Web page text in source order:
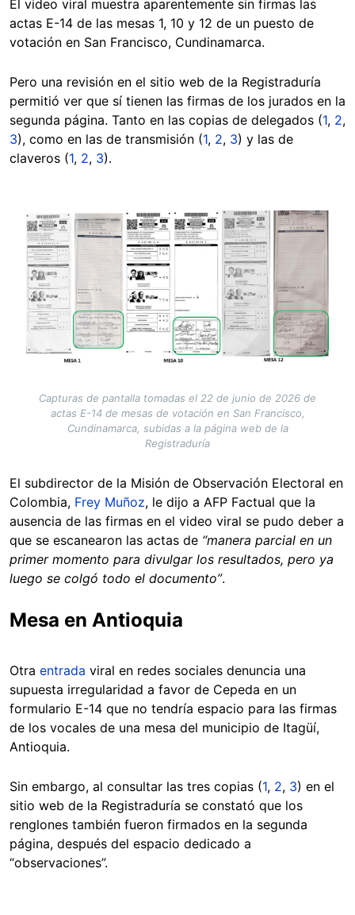
El video viral muestra aparentemente sin firmas las
actas E-14 de las mesas 1, 10 y 12 de un puesto de
votación en San Francisco, Cundinamarca.
Pero una revisión en el sitio web de la Registraduría
permitió ver que sí tienen las firmas de los jurados en la
segunda página. Tanto en las copias de delegados (1, 2,
3), como en las de transmisión (1, 2, 3) y las de
claveros (1, 2, 3).
Image
Capturas de pantalla tomadas el 22 de junio de 2026 de
actas E-14 de mesas de votación en San Francisco,
Cundinamarca, subidas a la página web de la
Registraduría
El subdirector de la Misión de Observación Electoral en
Colombia, Frey Muñoz, le dijo a AFP Factual que la
ausencia de las firmas en el video viral se pudo deber a
que se escanearon las actas de “manera parcial en un
primer momento para divulgar los resultados, pero ya
luego se colgó todo el documento”.
Mesa en Antioquia
Otra entrada viral en redes sociales denuncia una
supuesta irregularidad a favor de Cepeda en un
formulario E-14 que no tendría espacio para las firmas
de los vocales de una mesa del municipio de Itagüí,
Antioquia.
Sin embargo, al consultar las tres copias (1, 2, 3) en el
sitio web de la Registraduría se constató que los
renglones también fueron firmados en la segunda
página, después del espacio dedicado a
“observaciones”.